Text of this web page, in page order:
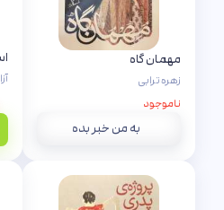
مهمان گاه
زهره ترابی
ناموجود
به من خبر بده